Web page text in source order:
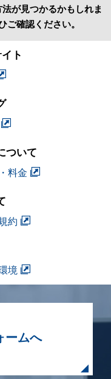
が見つかるかもしれま
ご確認ください。
ト
ついて
料金
約
境
ームへ